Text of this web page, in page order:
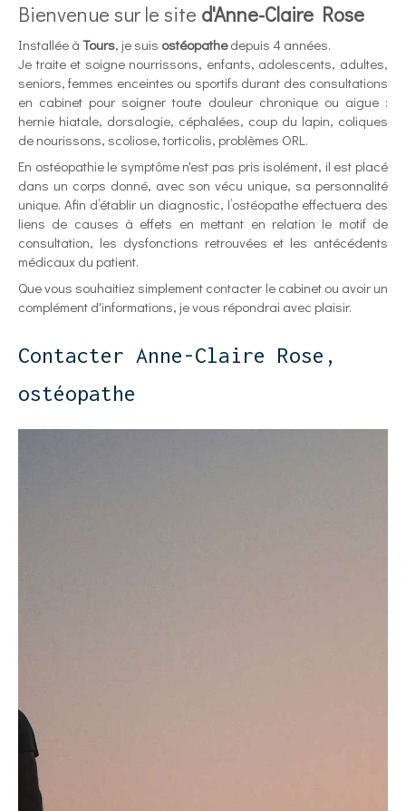
Bienvenue sur le site d'Anne-Claire Rose
Installée à Tours, je suis ostéopathedepuis 4 années.
Je traite et soigne nourrissons, enfants, adolescents, adultes,
seniors, femmes enceintes ou sportifs durant des consultations
en cabinet pour soigner toute douleur chronique ou aigue :
hernie hiatale, dorsalogie, céphalées, coup du lapin, coliques
de nourissons, scoliose, torticolis, problèmes ORL.
En ostéopathie le symptôme n'est pas pris isolément, il est placé
dans un corps donné, avec son vécu unique, sa personnalité
unique. Afin d’établir un diagnostic, l’ostéopathe effectuera des
liens de causes à effets en mettant en relation le motif de
consultation, les dysfonctions retrouvées et les antécédents
médicaux du patient.
Que vous souhaitiez simplement contacter le cabinet ou avoir un
complément d'informations, je vous répondrai avec plaisir.
Contacter Anne-Claire Rose,
ostéopathe